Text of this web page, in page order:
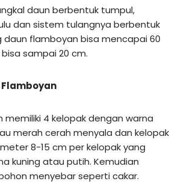
daun berbentuk tumpul,
dan sistem tulangnya berbentuk
daun flamboyan bisa mencapai 60
sampai 20 cm.
Flamboyan
memiliki 4 kelopak dengan warna
merah cerah menyala dan kelopak
8-15 cm per kelopak yang
kuning atau putih. Kemudian
menyebar seperti cakar.